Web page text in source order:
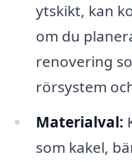
ytskikt, kan
om du
renovering
rörsystem
Materialval:
som kakel,